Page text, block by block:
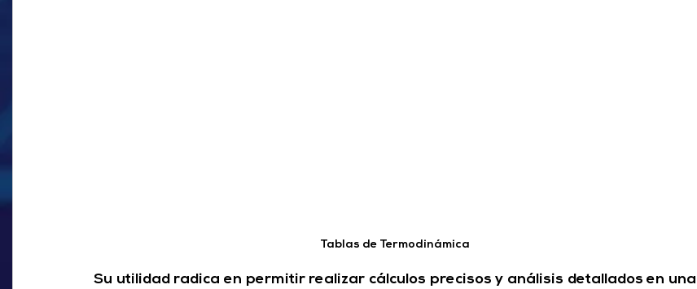
Tablas de Termodinámica
Su utilidad radica en permitir realizar cálculos precisos y análisis detallados en una